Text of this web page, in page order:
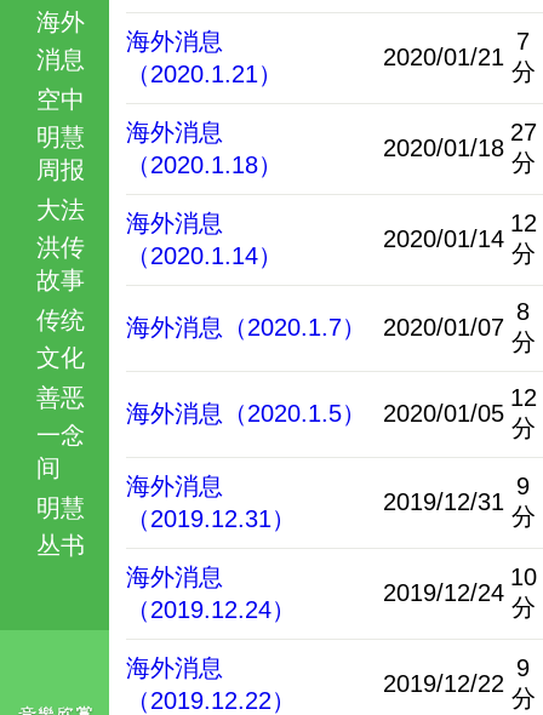
海外
消息
空中
明慧
周报
大法
洪传
故事
传统
文化
善恶
一念
间
明慧
丛书
海外消息
（2020.1.21）
2020/01/21
7
分
海外消息
（2020.1.18）
2020/01/18
27
分
海外消息
（2020.1.14）
2020/01/14
12
分
海外消息（2020.1.7） 2020/01/07
8
分
海外消息（2020.1.5） 2020/01/05
12
分
海外消息
（2019.12.31）
2019/12/31
9
分
海外消息
（2019.12.24）
2019/12/24
10
分
海外消息
（2019.12.22）
2019/12/22
9
分